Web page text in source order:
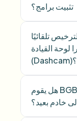
تثبيت برامج؟
تلقائيًا
لوحة القيادة
(Dashcam)؟
هل يقوم BGBlur بتحميل فيديوهاتي الخاصة
خادم بعيد؟